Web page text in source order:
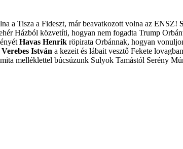
a Tisza a Fideszt, már beavatkozott volna az ENSZ!
Házból közvetíti, hogyan nem fogadta Trump
Havas Henrik röpirata Orbánnak, hogyan
Verebes István a kezeit és lábait vesztő Fekete
melléklettel búcsúzunk Sulyok Tamástól Serény